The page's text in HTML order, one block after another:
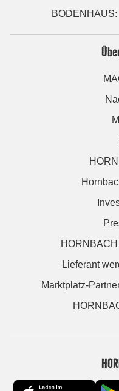
Lieferant
Marktplatz-